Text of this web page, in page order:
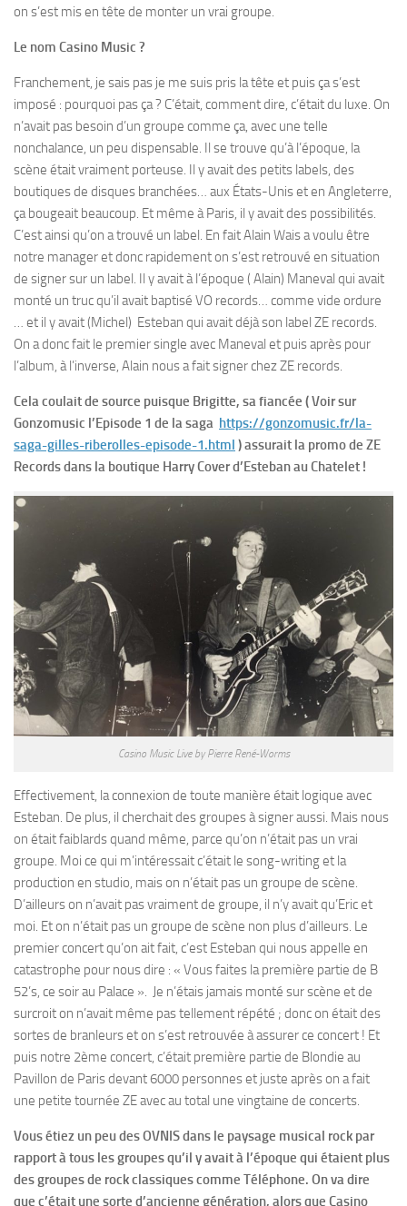
on s’est mis en tête de monter un vrai groupe.
Le nom Casino Music ?
Franchement, je sais pas je me suis pris la tête et puis ça s’est
imposé : pourquoi pas ça ? C’était, comment dire, c’était du luxe. On
n’avait pas besoin d’un groupe comme ça, avec une telle
nonchalance, un peu dispensable. Il se trouve qu’à l’époque, la
scène était vraiment porteuse. Il y avait des petits labels, des
boutiques de disques branchées… aux États-Unis et en Angleterre,
ça bougeait beaucoup. Et même à Paris, il y avait des possibilités.
C’est ainsi qu’on a trouvé un label. En fait Alain Wais a voulu être
notre manager et donc rapidement on s’est retrouvé en situation
de signer sur un label. Il y avait à l’époque ( Alain) Maneval qui avait
monté un truc qu’il avait baptisé VO records… comme vide ordure
… et il y avait (Michel) Esteban qui avait déjà son label ZE records.
On a donc fait le premier single avec Maneval et puis après pour
l’album, à l’inverse, Alain nous a fait signer chez ZE records.
Cela coulait de source puisque Brigitte, sa fiancée ( Voir sur
Gonzomusic l’Episode 1 de la saga https://gonzomusic.fr/la-
saga-gilles-riberolles-episode-1.html ) assurait la promo de ZE
Records dans la boutique Harry Cover d’Esteban au Chatelet !
Casino Music Live by Pierre René-Worms
Effectivement, la connexion de toute manière était logique avec
Esteban. De plus, il cherchait des groupes à signer aussi. Mais nous
on était faiblards quand même, parce qu’on n’était pas un vrai
groupe. Moi ce qui m’intéressait c’était le song-writing et la
production en studio, mais on n’était pas un groupe de scène.
D’ailleurs on n’avait pas vraiment de groupe, il n’y avait qu’Eric et
moi. Et on n’était pas un groupe de scène non plus d’ailleurs. Le
premier concert qu’on ait fait, c’est Esteban qui nous appelle en
catastrophe pour nous dire : « Vous faites la première partie de B
52’s, ce soir au Palace ». Je n’étais jamais monté sur scène et de
surcroit on n’avait même pas tellement répété ; donc on était des
sortes de branleurs et on s’est retrouvée à assurer ce concert ! Et
puis notre 2ème concert, c’était première partie de Blondie au
Pavillon de Paris devant 6000 personnes et juste après on a fait
une petite tournée ZE avec au total une vingtaine de concerts.
Vous étiez un peu des OVNIS dans le paysage musical rock par
rapport à tous les groupes qu’il y avait à l’époque qui étaient plus
des groupes de rock classiques comme Téléphone. On va dire
que c’était une sorte d’ancienne génération, alors que Casino